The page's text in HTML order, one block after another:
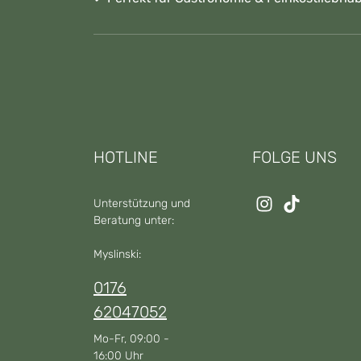
HOTLINE
Unterstützung und
Beratung unter:
Myslinski:
0176
62047052
Mo-Fr, 09:00 -
16:00 Uhr
FOLGE UNS